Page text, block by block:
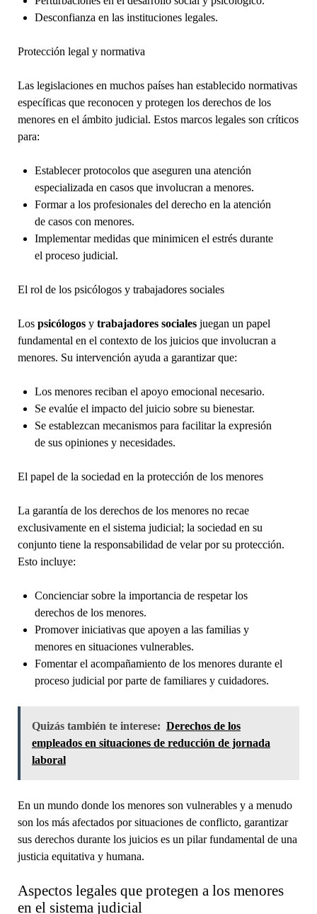
Desconfianza en las instituciones legales.
Protección legal y normativa
Las legislaciones en muchos países han establecido normativas
específicas que reconocen y protegen los derechos de los
menores en el ámbito judicial. Estos marcos legales son críticos
para:
Establecer protocolos que aseguren una atención
especializada en casos que involucran a menores.
Formar a los profesionales del derecho en la atención
de casos con menores.
Implementar medidas que minimicen el estrés durante
el proceso judicial.
El rol de los psicólogos y trabajadores sociales
Los psicólogosy trabajadores socialesjuegan un papel
fundamental en el contexto de los juicios que involucran a
menores. Su intervención ayuda a garantizar que:
Los menores reciban el apoyo emocional necesario.
Se evalúe el impacto del juicio sobre su bienestar.
Se establezcan mecanismos para facilitar la expresión
de sus opiniones y necesidades.
El papel de la sociedad en la protección de los menores
La garantía de los derechos de los menores no recae
exclusivamente en el sistema judicial; la sociedad en su
conjunto tiene la responsabilidad de velar por su protección.
Esto incluye:
Concienciar sobre la importancia de respetar los
derechos de los menores.
Promover iniciativas que apoyen a las familias y
menores en situaciones vulnerables.
Fomentar el acompañamiento de los menores durante el
proceso judicial por parte de familiares y cuidadores.
Quizás también te interese: Derechos de los
empleados en situaciones de reducción de jornada
laboral
En un mundo donde los menores son vulnerables y a menudo
son los más afectados por situaciones de conflicto, garantizar
sus derechos durante los juicios es un pilar fundamental de una
justicia equitativa y humana.
Aspectos legales que protegen a los menores
en el sistema judicial